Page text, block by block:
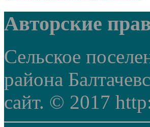
Авторские
Сельское
района
сайт. © 2017